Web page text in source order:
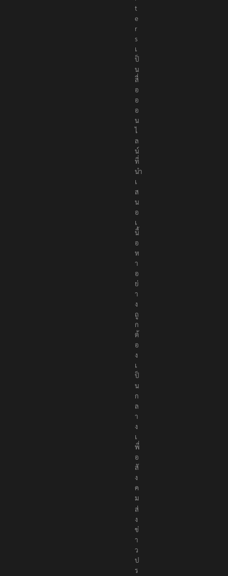
t
e
r
s
เ
ป็
น
สื่
อ
อ
อ
น
ไ
ล
น์
ที่
นำ
เ
ส
น
อ
เ
นื้
อ
ห
า
อ
ย่
า
ง
ถู
ก
ต้
อ
ง
เ
ป็
น
ก
ล
า
ง
เ
พื่
อ
สั
ง
ค
ม
ส่
ง
ข่
า
ว
ป
ร